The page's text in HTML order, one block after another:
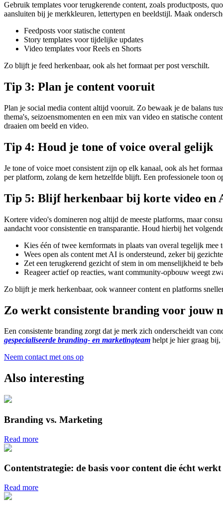
Gebruik templates voor terugkerende content, zoals productposts,
aansluiten bij je merkkleuren, lettertypen en beeldstijl. Maak
Feedposts voor statische content
Story templates voor tijdelijke updates
Video templates voor Reels en Shorts
Zo blijft je feed herkenbaar, ook als het formaat per post verschilt.
Tip 3: Plan je content vooruit
Plan je social media content altijd vooruit. Zo bewaak je de balans
thema's, seizoensmomenten en een mix van video en statische
draaien om beeld en video.
Tip 4: Houd je tone of voice overal gelijk
Je tone of voice moet consistent zijn op elk kanaal, ook als het
per platform, zolang de kern hetzelfde blijft. Een professionele toon
Tip 5: Blijf herkenbaar bij korte video en
Kortere video's domineren nog altijd de meeste platforms, maar
aandacht voor consistentie en transparantie. Houd hierbij het
Kies één of twee kernformats in plaats van overal tegelijk mee
Wees open als content met AI is ondersteund, zeker bij
Zet een terugkerend gezicht of stem in om menselijkheid te
Reageer actief op reacties, want community-opbouw weegt
Zo blijft je merk herkenbaar, ook wanneer content en platforms
Zo werkt consistente branding voor jouw
Een consistente branding zorgt dat je merk zich onderscheidt van
gespecialiseerde branding- en marketingteam helpt je hier graag
Neem contact met ons op
Also interesting
Branding vs. Marketing
Read more
Contentstrategie: de basis voor content die écht werkt
Read more